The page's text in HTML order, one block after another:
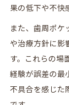
果の低下や不快
また、歯周ポ
や治療方針に影
す。これらの場
経験が誤差の最
不具合を感じた